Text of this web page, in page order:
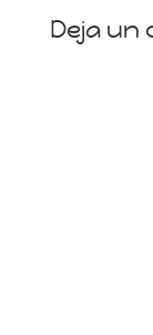
Deja un